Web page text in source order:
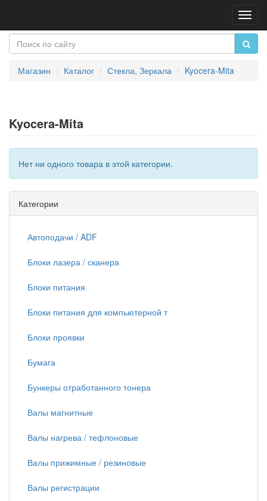
Магазин Каталог Стекла, Зеркала Kyocera-Mita
Kyocera-Mita
Нет ни одного товара в этой категории.
Категории
Автоподачи / ADF
Блоки лазера / сканера
Блоки питания
Блоки питания для компьютерной т
Блоки проявки
Бумага
Бункеры отработанного тонера
Валы магнитные
Валы нагрева / тефлоновые
Валы прижимные / резиновые
Валы регистрации